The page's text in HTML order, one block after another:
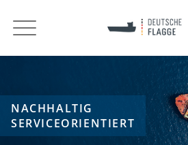
NACHHALTIG
SERVICEORIENTIERT